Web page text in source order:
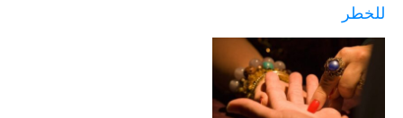
للخطر